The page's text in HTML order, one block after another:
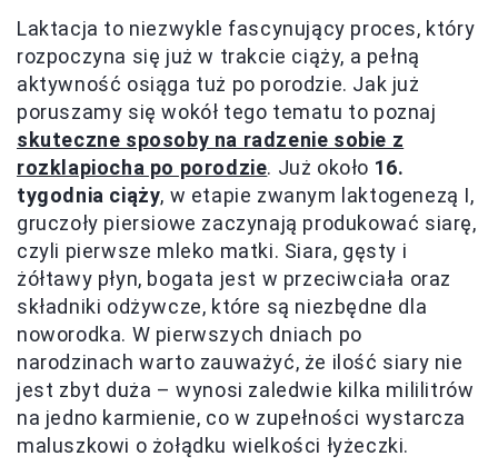
Laktacja to niezwykle fascynujący proces, który
rozpoczyna się już w trakcie ciąży, a pełną
aktywność osiąga tuż po porodzie. Jak już
poruszamy się wokół tego tematu to poznaj
skuteczne sposoby na radzenie sobie z
rozklapiocha po porodzie. Już około 16.
tygodnia ciąży, w etapie zwanym laktogenezą I,
gruczoły piersiowe zaczynają produkować siarę,
czyli pierwsze mleko matki. Siara, gęsty i
żółtawy płyn, bogata jest w przeciwciała oraz
składniki odżywcze, które są niezbędne dla
noworodka. W pierwszych dniach po
narodzinach warto zauważyć, że ilość siary nie
jest zbyt duża – wynosi zaledwie kilka mililitrów
na jedno karmienie, co w zupełności wystarcza
maluszkowi o żołądku wielkości łyżeczki.